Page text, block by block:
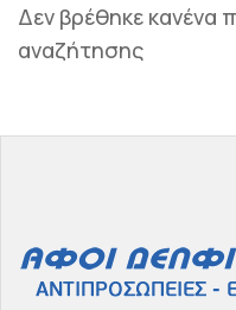
Δεν βρέθηκε κανένα
αναζήτησης